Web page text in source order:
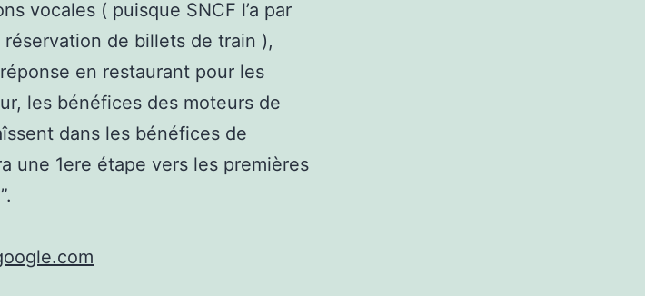
vocales ( puisque SNCF l’a par
de billets de train ),
en restaurant pour les
les bénéfices des moteurs de
dans les bénéfices de
une 1ere étape vers les premières